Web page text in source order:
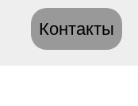
Контакты